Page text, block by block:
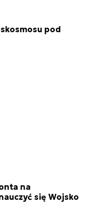
pod
na
się Wojsko